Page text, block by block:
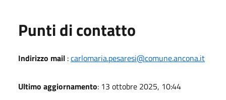
Punti di contatto
Indirizzo mail :carlomaria.pesaresi@comune.ancona.it
Ultimo aggiornamento: 13 ottobre 2025, 10:44